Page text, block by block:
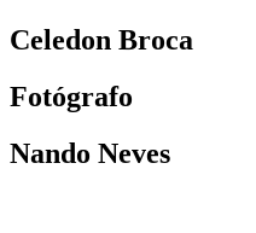
Celedon Broca
Fotógrafo
Nando Neves